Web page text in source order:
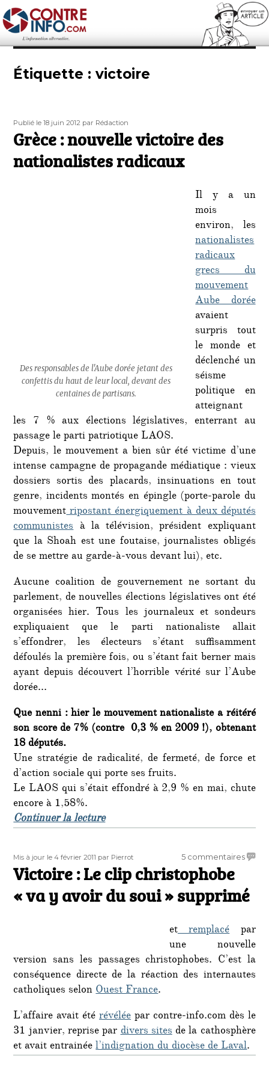
Contre-Info
Étiquette :victoire
Publié
le
Publié le 18 juin 2012 Auteur
par Rédaction
Grèce : nouvelle victoire des
nationalistes radicaux
Des responsables de l'Aube dorée jetant des
confettis du haut de leur local, devant des
centaines de partisans.
Il y a un
mois
environ, les
nationalistes
radicaux
grecs du
mouvement
Aube dorée
avaient
surpris tout
le monde et
déclenché un
séisme
politique en
atteignant
les 7 % aux élections législatives, enterrant au
passage le parti patriotique LAOS.
Depuis, le mouvement a bien sûr été victime d’une
intense campagne de propagande médiatique : vieux
dossiers sortis des placards, insinuations en tout
genre, incidents montés en épingle (porte-parole du
mouvementripostant énergiquement à deux députés
communistesà la télévision, président expliquant
que la Shoah est une foutaise, journalistes obligés
de se mettre au garde-à-vous devant lui), etc.
Aucune coalition de gouvernement ne sortant du
parlement, de nouvelles élections législatives ont été
organisées hier. Tous les journaleux et sondeurs
expliquaient que le parti nationaliste allait
s’effondrer, les électeurs s’étant suffisamment
défoulés la première fois, ou s’étant fait berner mais
ayant depuis découvert l’horrible vérité sur l’Aube
dorée…
Que nenni : hier le mouvement nationaliste a réitéré
son score de 7% (contre 0,3 % en 2009 !), obtenant
18 députés.
Une stratégie de radicalité, de fermeté, de force et
d’action sociale qui porte ses fruits.
Le LAOS qui s’était effondré à 2,9 % en mai, chute
encore à 1,58%.
Continuer la lecturede « Grèce : nouvelle victoire des
Publié
le
Mis à jour le 4 février 2011 Auteur
par Pierrot 5 commentairessur
Le
« va
y
avoir
du
Victoire : Le clip christophobe
« va y avoir du soui » supprimé
etremplacépar
une nouvelle
version sans les passages christophobes. C’est la
conséquence directe de la réaction des internautes
catholiques selonOuest France.
L’affaire avait étérévélée par contre-info.com dès le
31 janvier, reprise pardivers sitesde la cathosphère
et avait entrainéel’indignation du diocèse de Laval.